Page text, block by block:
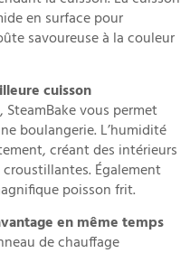
en surface pour
savoureuse à la couleur
cuisson
SteamBake vous permet
boulangerie. L’humidité
créant des intérieurs
Également
poisson frit.
en même temps
de chauffage